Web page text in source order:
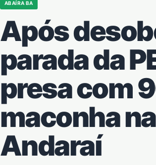
ABAÍRA BA
Após
parada da
presa com
maconha
Andaraí